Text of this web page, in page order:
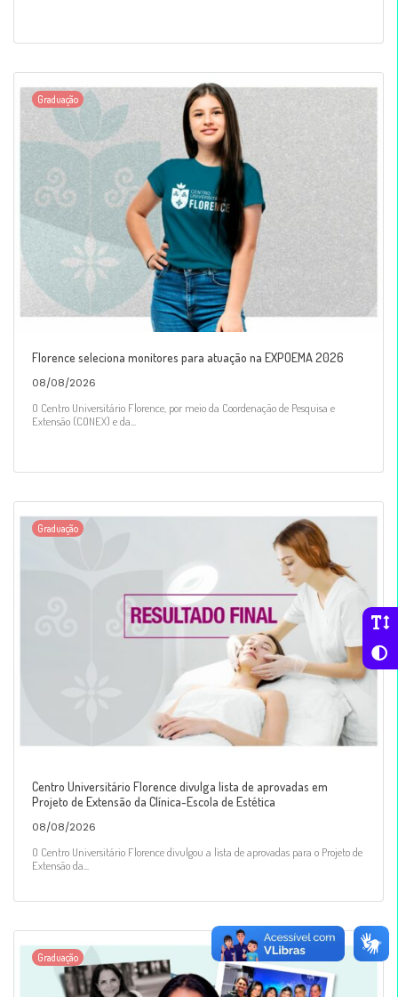
Graduação
Florence seleciona monitores para atuação na EXPOEMA 2026
08/08/2026
O Centro Universitário Florence, por meio da Coordenação de Pesquisa e
Extensão (CONEX) e da...
Graduação
Centro Universitário Florence divulga lista de aprovadas em
Projeto de Extensão da Clínica-Escola de Estética
08/08/2026
O Centro Universitário Florence divulgou a lista de aprovadas para o Projeto de
Extensão da...
Graduação